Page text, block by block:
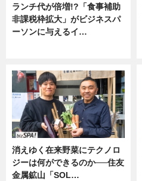
ランチ代が倍増!?「食事補助
非課税枠拡大」がビジネスパ
ーソンに与えるイ…
消えゆく在来野菜にテクノロ
ジーは何ができるのか──住友
金属鉱山「SOL…